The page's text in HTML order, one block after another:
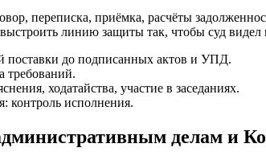
переписка, приёмка, расчёты
линию защиты так, чтобы суд видел
поставки до подписанных актов и УПД.
требований.
ходатайства, участие в заседаниях.
контроль исполнения.
делам и